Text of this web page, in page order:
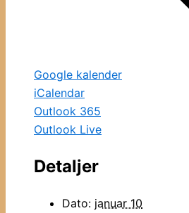
Google kalender
iCalendar
Outlook 365
Outlook Live
Detaljer
Dato: januar 10